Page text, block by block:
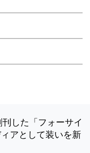
した「フォーサイ
アとして装いを新